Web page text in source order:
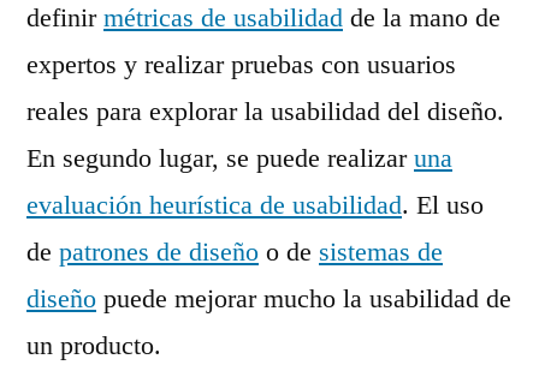
definir métricas de usabilidad de la mano de
expertos y realizar pruebas con usuarios
reales para explorar la usabilidad del diseño.
En segundo lugar, se puede realizar una
evaluación heurística de usabilidad. El uso
de patrones de diseño o de sistemas de
diseño puede mejorar mucho la usabilidad de
un producto.